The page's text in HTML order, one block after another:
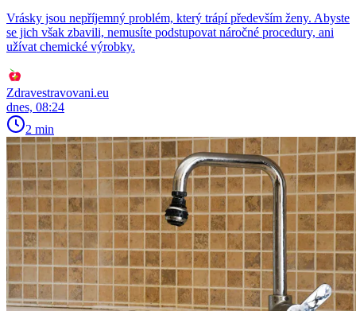
Vrásky jsou nepříjemný problém, který trápí především ženy. Abyste
se jich však zbavili, nemusíte podstupovat náročné procedury, ani
užívat chemické výrobky.
Zdravestravovani.eu
dnes, 08:24
2 min